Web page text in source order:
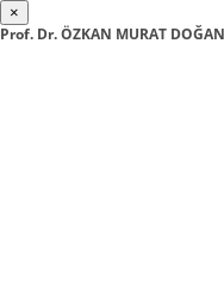
×
Prof. Dr. ÖZKAN MURAT